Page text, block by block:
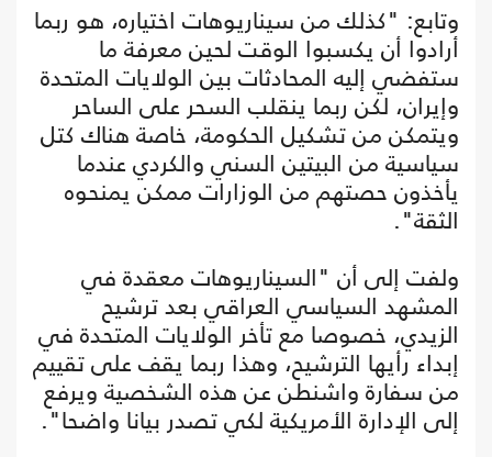
وتابع: "كذلك من سيناريوهات اختياره، هو ربما
أرادوا أن يكسبوا الوقت لحين معرفة ما
ستفضي إليه المحادثات بين الولايات المتحدة
وإيران، لكن ربما ينقلب السحر على الساحر
ويتمكن من تشكيل الحكومة، خاصة هناك كتل
سياسية من البيتين السني والكردي عندما
يأخذون حصتهم من الوزارات ممكن يمنحوه
الثقة".
ولفت إلى أن "السيناريوهات معقدة في
المشهد السياسي العراقي بعد ترشيح
الزيدي، خصوصا مع تأخر الولايات المتحدة في
إبداء رأيها الترشيح، وهذا ربما يقف على تقييم
من سفارة واشنطن عن هذه الشخصية ويرفع
إلى الإدارة الأمريكية لكي تصدر بيانا واضحا".